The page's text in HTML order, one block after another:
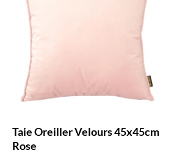
Taie Oreiller Velours 45x45cm
Rose